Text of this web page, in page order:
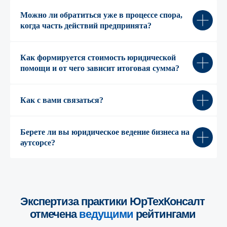
Можно ли обратиться уже в процессе спора,
когда часть действий предпринята?
Как формируется стоимость юридической
помощи и от чего зависит итоговая сумма?
Как с вами связаться?
Берете ли вы юридическое ведение бизнеса на
аутсорсе?
Экспертиза практики ЮрТехКонсалт
отмеченаведущими рейтингами
© 1999—2026, ООО «ЮрТехКонсалт»
Субсидиарная
ответственность
Команда
Pro bono
Политика конфиденциальности
Разработка сайта